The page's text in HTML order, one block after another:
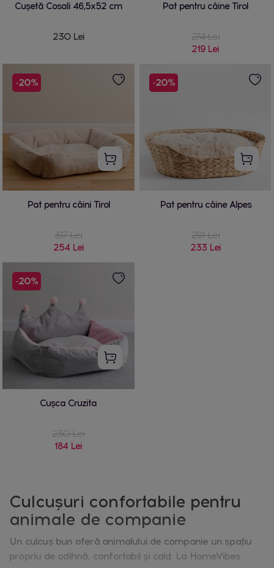
Cușetă Cosali 46,5x52 cm
230 Lei
Pat pentru câine Tirol
274 Lei
219 Lei
-20%
Pat pentru câini Tirol
317 Lei
254 Lei
-20%
Pat pentru câine Alpes
291 Lei
233 Lei
-20%
Cușca Cruzita
230 Lei
184 Lei
Culcușuri confortabile pentru
animale de companie
Un culcuș bun oferă animalului de companie un spațiu
propriu de odihnă, confortabil și cald. La HomeVibes